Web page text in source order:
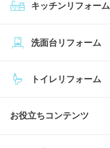
キッチンリフォーム
トイレリフォーム
洗面台リフォーム
お役立ちコンテンツ